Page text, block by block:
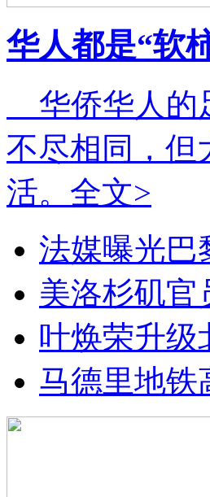
华人都是“软
华侨华人的
不尽相同，但
活。 全文>
法媒曝光巴
美洛杉矶官
叶焕荣升级
马德里地铁